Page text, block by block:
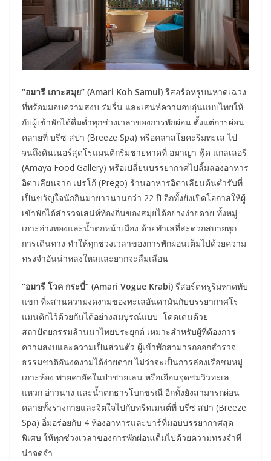
“อมารี เกาะสมุย” (Amari Koh Samui) รีสอร์ตหรูบนหาดเฉวง
ที่พร้อมมอบความสงบ ร่มรื่น และเสน่ห์ความอบอุ่นแบบไทยให้
กับผู้เข้าพักได้ดื่มด่ำทุกช่วงเวลาของการพักผ่อน ตั้งแต่การผ่อน
คลายที่ บรีซ สปา (Breeze Spa) หรือคลาสโยคะริมทะเล ไป
จนถึงดินเนอร์สุดโรแมนติกริมชายหาดที่ อมาญา ฟู้ด แกลเลอรี
(Amaya Food Gallery) หรือเปลี่ยนบรรยากาศไปลิ้มลองอาหาร
อิตาเลียนจาก เปรโก้ (Prego) ร้านอาหารอิตาเลียนต้นตำรับที่
เป็นขวัญใจนักกินมายาวนานกว่า 22 ปี อีกทั้งยังเปิดโอกาสให้ผู้
เข้าพักได้สำรวจเสน่ห์ท้องถิ่นของสมุยได้อย่างง่ายดาย ทั้งหมู่
เกาะอ่างทองและน้ำตกหน้าเมือง ด้วยทำเลที่สะดวกสบายทุก
การเดินทาง ทำให้ทุกช่วงเวลาของการพักผ่อนเต็มไปด้วยความ
ทรงจำอันน่าหลงใหลและยากจะลืมเลือน
“อมารี โวค กระบี่” (Amari Vogue Krabi) รีสอร์ตหรูริมหาดทับ
แขก ที่ผสานความงดงามของทะเลอันดามันกับบรรยากาศโร
แมนติกไว้ด้วยกันได้อย่างสมบูรณ์แบบ โดดเด่นด้วย
สถาปัตยกรรมล้านนาไทยประยุกต์ เหมาะสำหรับผู้ที่ต้องการ
ความสงบและความเป็นส่วนตัว ผู้เข้าพักสามารถออกสำรวจ
ธรรมชาติอันงดงามได้ง่ายดาย ไม่ว่าจะเป็นการล่องเรือชมหมู่
เกาะห้อง พายคายัคในป่าชายเลน หรือเยือนจุดชมวิวทะเล
แหวก อ่าวนาง และน้ำตกธารโบกขรณี อีกทั้งยังสามารถผ่อน
คลายทั้งร่างกายและจิตใจไปกับทรีทเมนต์ที่ บรีซ สปา (Breeze
Spa) อิ่มอร่อยกับ 4 ห้องอาหารและบาร์ที่มอบบรรยากาศสุด
พิเศษ ให้ทุกช่วงเวลาของการพักผ่อนเต็มไปด้วยความทรงจำที่
น่าจดจำ